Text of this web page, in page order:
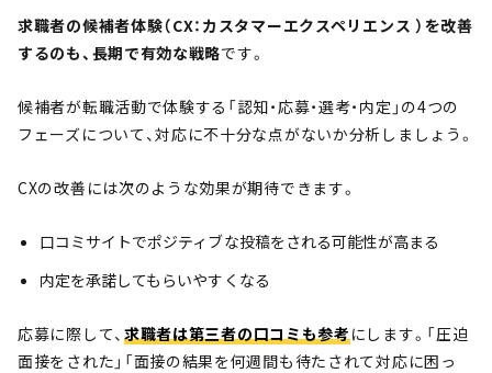
求職者の候補者体験（CX：カスタマーエクスペリエンス ）を改善
するのも、長期で有効な戦略です。
候補者が転職活動で体験する「認知・応募・選考・内定」の4つの
フェーズについて、対応に不十分な点がないか分析しましょう。
CXの改善には次のような効果が期待できます。
口コミサイトでポジティブな投稿をされる可能性が高まる
内定を承諾してもらいやすくなる
応募に際して、 求職者は第三者の口コミも参考にします。「圧迫
面接をされた」「面接の結果を何週間も待たされて対応に困っ